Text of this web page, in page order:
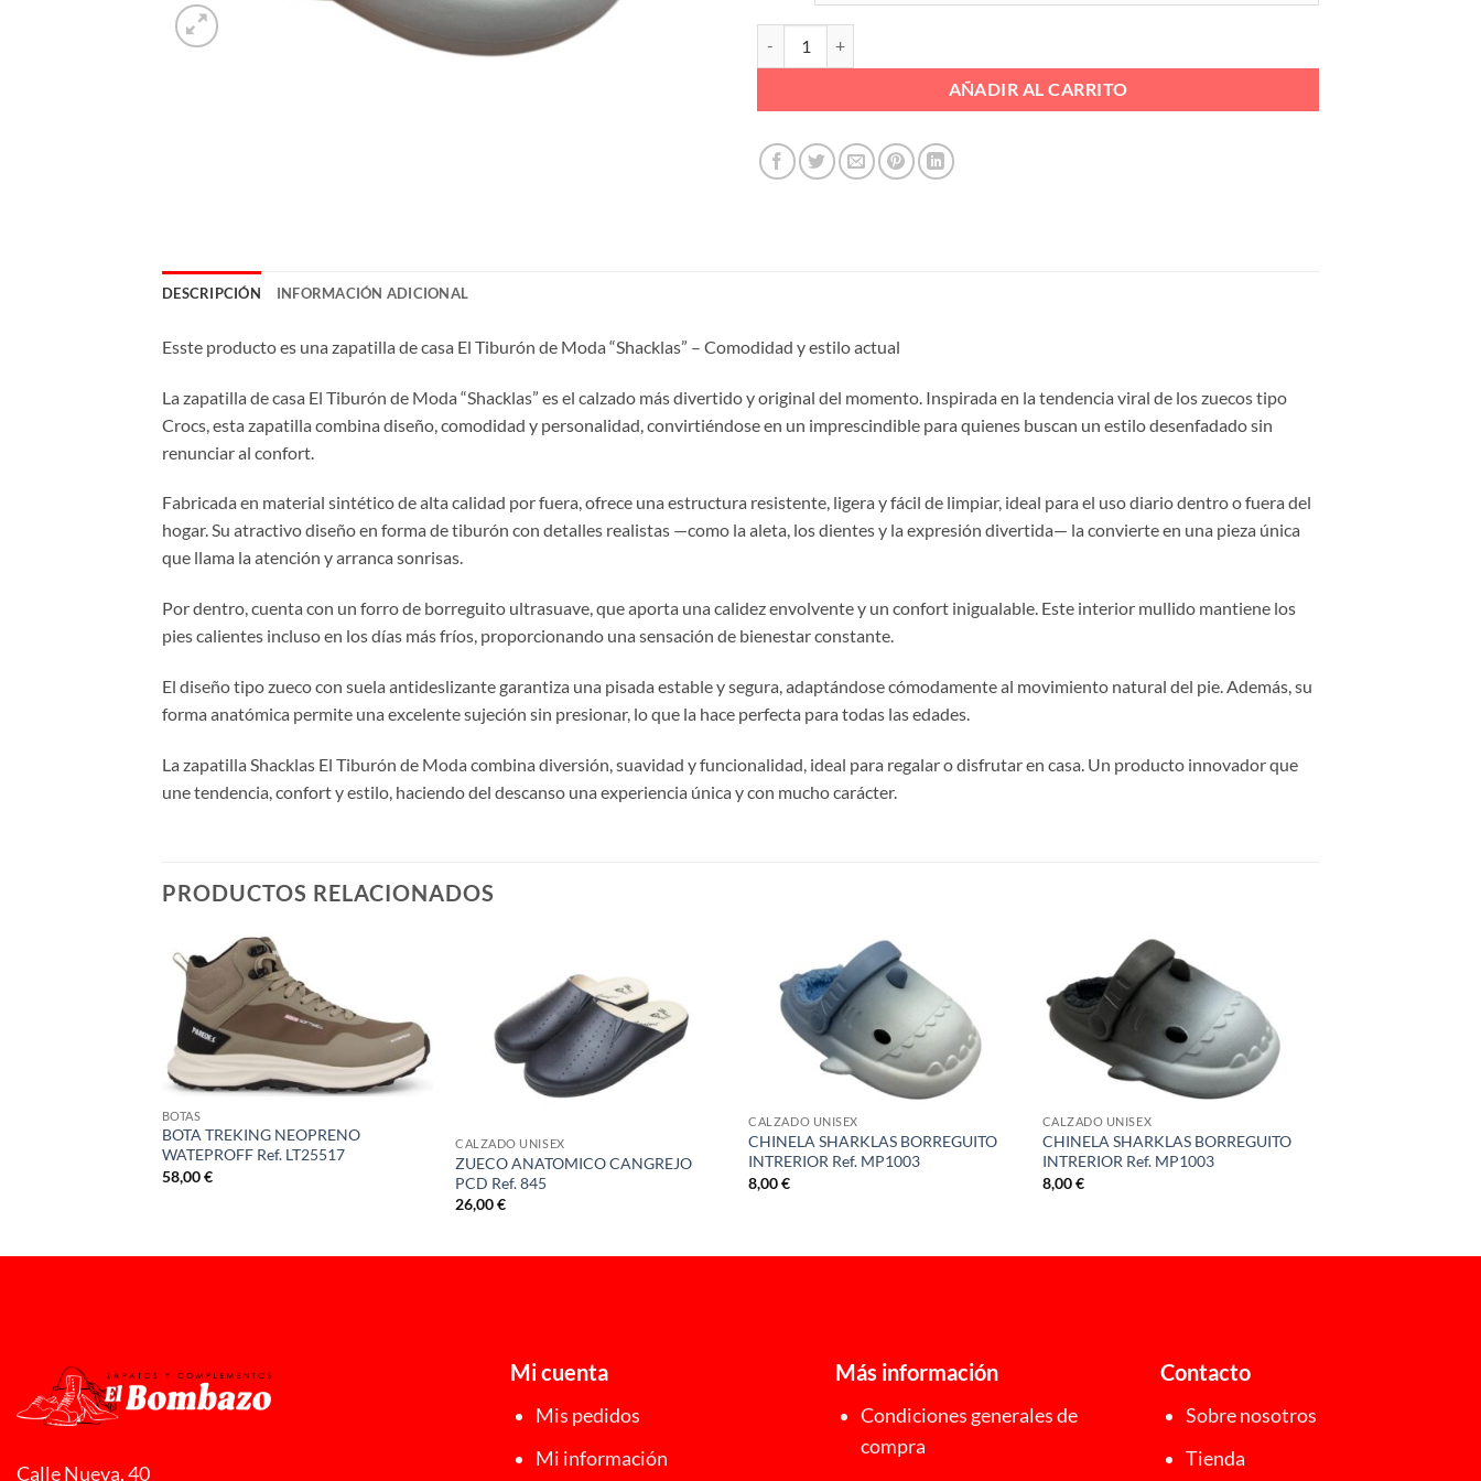
AÑADIR AL CARRITO
DESCRIPCIÓN INFORMACIÓN ADICIONAL
Esste producto es una zapatilla de casa El Tiburón de Moda “Shacklas” – Comodidad y estilo actual
La zapatilla de casa El Tiburón de Moda “Shacklas” es el calzado más divertido y original del momento. Inspirada en la tendencia viral de los zuecos tipo
Crocs, esta zapatilla combina diseño, comodidad y personalidad, convirtiéndose en un imprescindible para quienes buscan un estilo desenfadado sin
renunciar al confort.
Fabricada en material sintético de alta calidad por fuera, ofrece una estructura resistente, ligera y fácil de limpiar, ideal para el uso diario dentro o fuera del
hogar. Su atractivo diseño en forma de tiburón con detalles realistas —como la aleta, los dientes y la expresión divertida— la convierte en una pieza única
que llama la atención y arranca sonrisas.
Por dentro, cuenta con un forro de borreguito ultrasuave, que aporta una calidez envolvente y un confort inigualable. Este interior mullido mantiene los
pies calientes incluso en los días más fríos, proporcionando una sensación de bienestar constante.
El diseño tipo zueco con suela antideslizante garantiza una pisada estable y segura, adaptándose cómodamente al movimiento natural del pie. Además, su
forma anatómica permite una excelente sujeción sin presionar, lo que la hace perfecta para todas las edades.
La zapatilla Shacklas El Tiburón de Moda combina diversión, suavidad y funcionalidad, ideal para regalar o disfrutar en casa. Un producto innovador que
une tendencia, confort y estilo, haciendo del descanso una experiencia única y con mucho carácter.
PRODUCTOS RELACIONADOS
BOTAS
BOTA TREKING NEOPRENO
WATEPROFF Ref. LT25517
58,00€
CALZADO UNISEX
ZUECO ANATOMICO CANGREJO
PCD Ref. 845
26,00€
CALZADO UNISEX
CHINELA SHARKLAS BORREGUITO
INTRERIOR Ref. MP1003
8,00€
CALZADO UNISEX
CHINELA SHARKLAS BORREGUITO
INTRERIOR Ref. MP1003
8,00€
Calle Nueva, 40
Mi cuenta
Mis pedidos
Mi información
Más información
Condiciones generales de
compra
Contacto
Sobre nosotros
Tienda